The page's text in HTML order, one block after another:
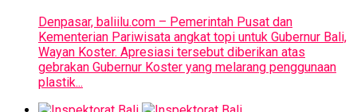
Denpasar, baliilu.com – Pemerintah Pusat dan
Kementerian Pariwisata angkat topi untuk Gubernur Bali,
Wayan Koster. Apresiasi tersebut diberikan atas
gebrakan Gubernur Koster yang melarang penggunaan
plastik...